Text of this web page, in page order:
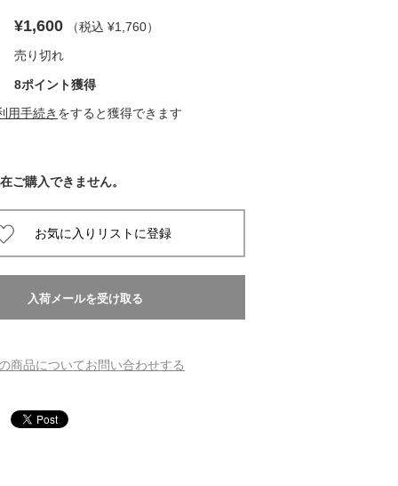
崎
¥1,600 （税込 ¥1,760）
売り切れ
8ポイント獲得
用手続き をすると獲得できます
ご購入できません。
商品についてお問い合わせする